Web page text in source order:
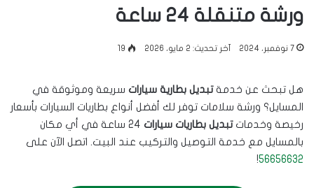
ورشة متنقلة 24 ساعة
7 نوفمبر، 2024 آخر تحديث: 2 مايو، 2026 19
هل تبحث عن خدمةتبديل بطارية سيارات سريعة وموثوقة في
المسايل؟ ورشة سلامات توفر لك أفضل أنواع بطاريات السيارات بأسعار
رخيصة وخدماتتبديل بطاريات سيارات
24 ساعة في أي مكان
بالمسايل مع خدمة التوصيل والتركيب عند البيت. اتصل الآن على
56656632
!